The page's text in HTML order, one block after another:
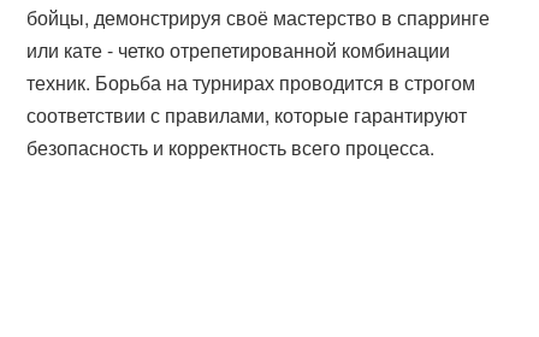
бойцы, демонстрируя своё мастерство в спарринге
или кате - четко отрепетированной комбинации
техник. Борьба на турнирах проводится в строгом
соответствии с правилами, которые гарантируют
безопасность и корректность всего процесса.